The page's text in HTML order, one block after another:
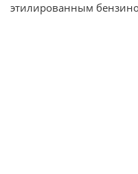
этилированным